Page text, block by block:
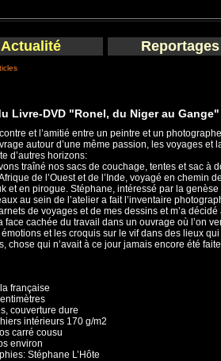
Actualité Reportages
Livre-DVD "Ronel, du Niger au Gange"
et l’amitié entre un peintre et un
autour d’une même passion, les voyages et
d’autres horizons:
traîné nos sacs de couchage, tentes et sac à
de l’Ouest et de l’Inde, voyagé en chemin
et en pirogue. Stéphane, intéressé par la genèse
au sein de l’atelier a fait l’inventaire
de voyages et de mes dessins et m’a décidé
face cachée du travail dans un ouvrage où l’on
et les croquis sur le vif dans des lieux qui
chose qui n’avait à ce jour jamais encore été
française
couverture dure
intérieurs 170 g/m2
carré cousu
environ
Stéphane L’Hôte